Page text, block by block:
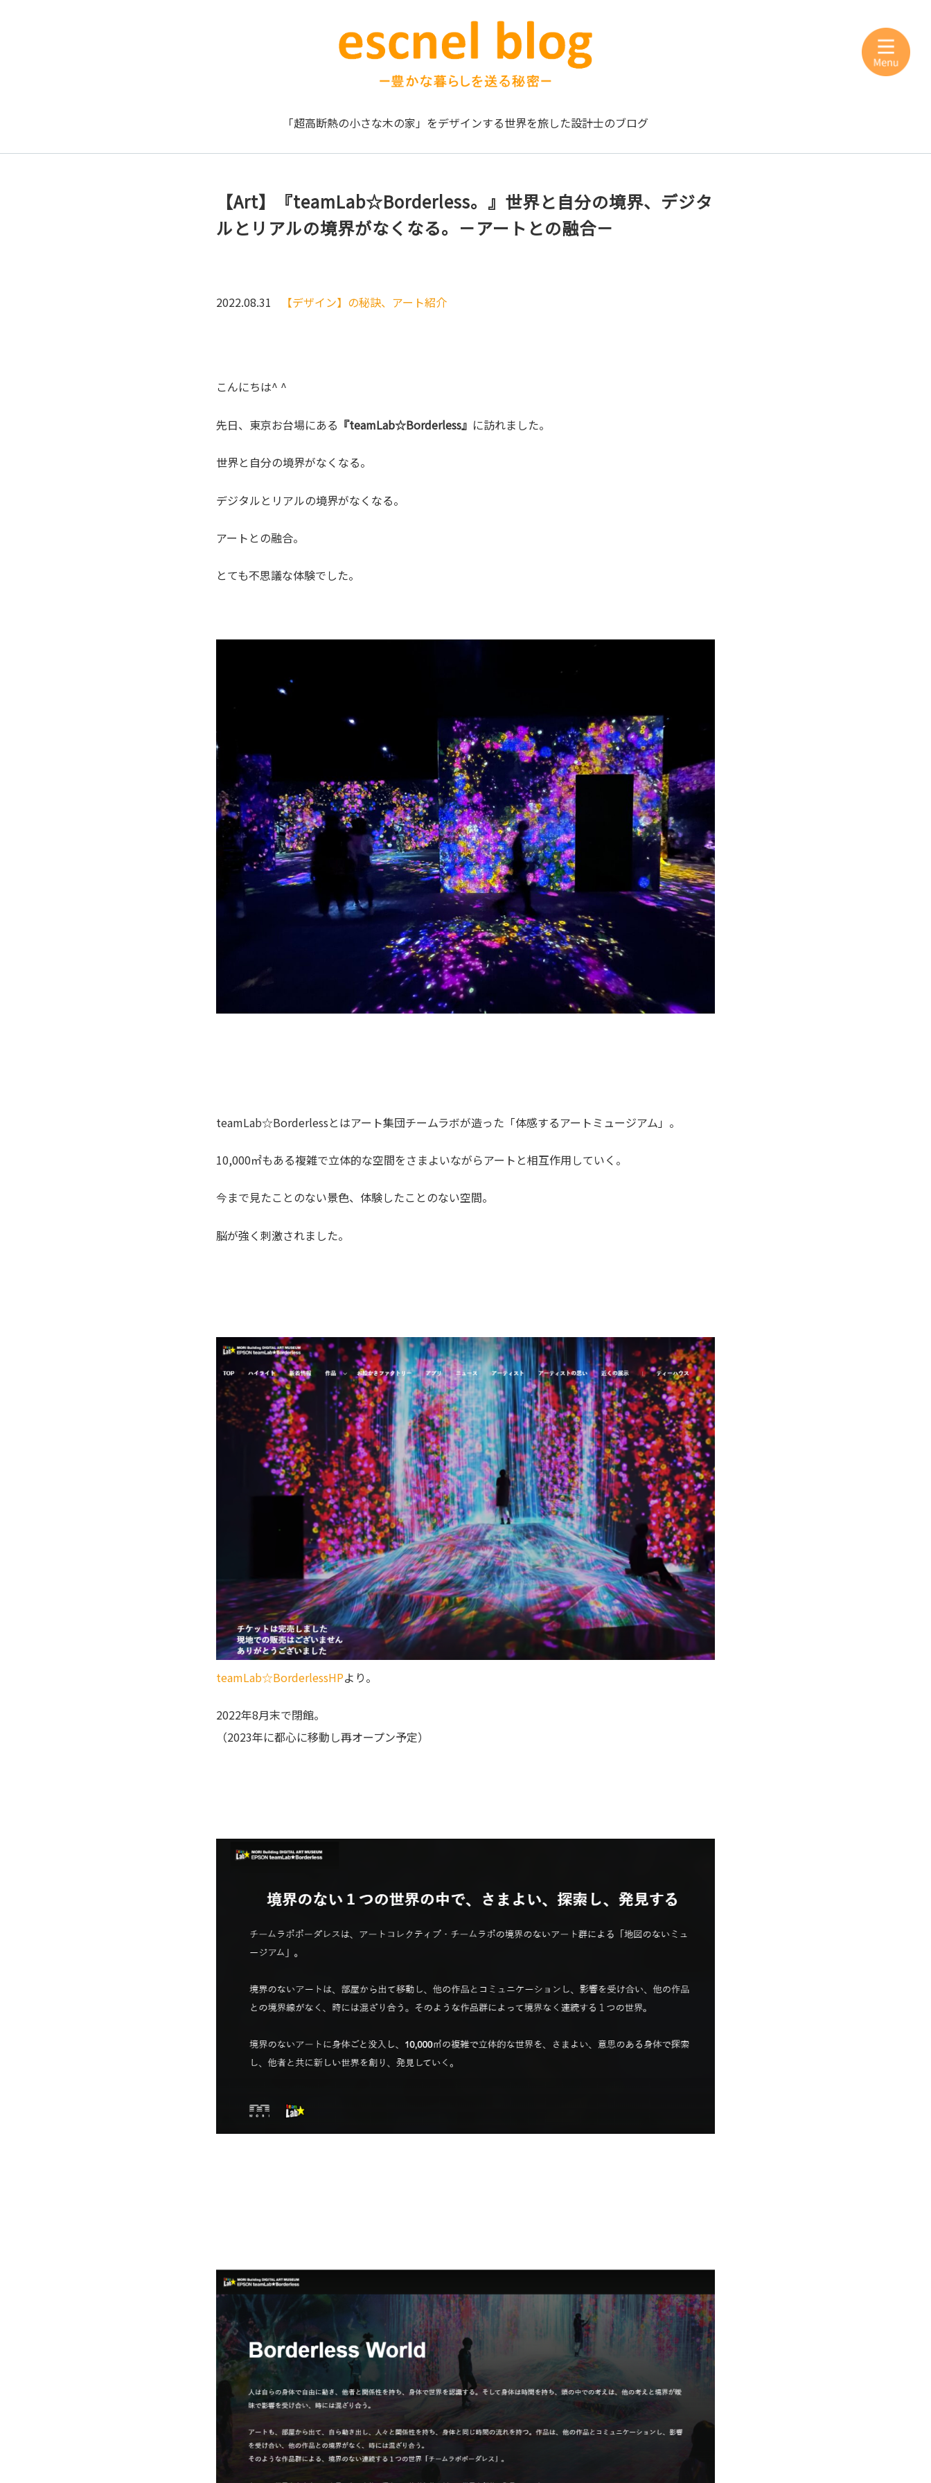
「超高断熱の小さな木の家」をデザインする世界を旅した設計士のブログ
【Art】『teamLab☆Borderless。』世界と自分の境界、デジタ
ルとリアルの境界がなくなる。－アートとの融合－
2022.08.31 【デザイン】の秘訣、アート紹介
こんにちは^ ^
先日、東京お台場にある 『teamLab☆Borderless』 に訪れました。
世界と自分の境界がなくなる。
デジタルとリアルの境界がなくなる。
アートとの融合。
とても不思議な体験でした。
teamLab☆Borderlessとはアート集団チームラボが造った「体感するアートミュージアム」。
10,000㎡もある複雑で立体的な空間をさまよいながらアートと相互作用していく。
今まで見たことのない景色、体験したことのない空間。
脳が強く刺激されました。
teamLab☆BorderlessHPより。
2022年8月末で閉館。
（2023年に都心に移動し再オープン予定）